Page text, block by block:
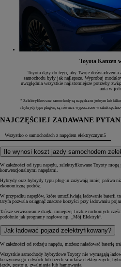
Toyota Kanzen
Toyota dąży do tego, aby Twoje
samochodu były jak najlepsze. Wypróbuj
uwzględnia wszystkie najistotniejsze potrzeby
auta w
* Zelektryfikowane samochody są napędzane jednym lub
i hybrydy typu plug-in, są również wyposażone w silnik
NAJCZĘŚCIEJ ZADAWANE
Wszystko o samochodach z napędem elektrycznym5
Ile wynosi koszt jazdy samochodem
W zależności od typu napędu, zelektryfikowane Toyoty mogą
konwencjonalnymi napędami.
Hybrydy oraz hybrydy typu plug-in zużywają mniej paliwa
ekonomiczną podróż.
W przypadku napędów, które umożliwiają ładowanie baterii
taryfa pozwala osiągnąć znaczne korzyści przy ładowaniu
Tańsze serwisowanie dzięki mniejszej liczbie ruchomych
podobnie jak programy rządowe np. „Mój Elektryk”.
Jak ładować pojazd zelektryfikowany?
W zależności od rodzaju napędu, możesz naładować baterię
Wszystkie samochody hybrydowe Toyoty nie wymagają
benzynowego i dwóch lub trzech silników elektrycznych,
jazdy, postoju, zwalniania lub hamowania.